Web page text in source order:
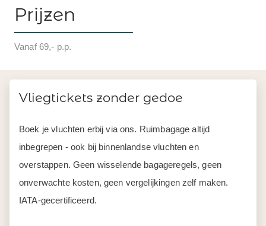
Prijzen
Vanaf 69,- p.p.
Vliegtickets zonder gedoe
Boek je vluchten erbij via ons. Ruimbagage altijd
inbegrepen - ook bij binnenlandse vluchten en
overstappen. Geen wisselende bagageregels, geen
onverwachte kosten, geen vergelijkingen zelf maken.
IATA-gecertificeerd.